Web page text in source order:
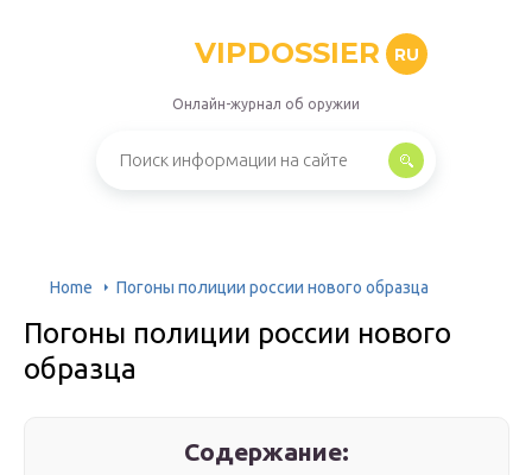
VIPDOSSIER RU
Онлайн-журнал об оружии
Home Погоны полиции россии нового образца
Погоны полиции россии нового
образца
Содержание: